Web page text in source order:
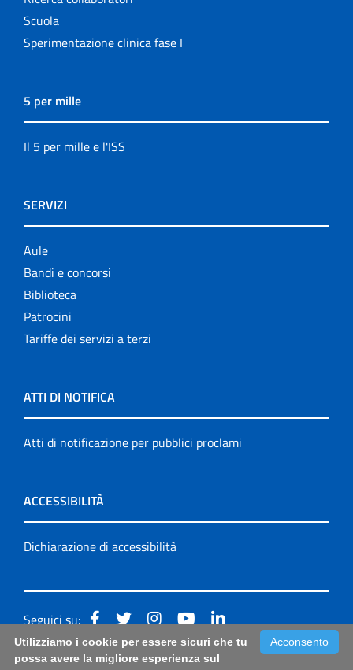
Scuola
Sperimentazione clinica fase I
5 per mille
Il 5 per mille e l'ISS
SERVIZI
Aule
Bandi e concorsi
Biblioteca
Patrocini
Tariffe dei servizi a terzi
ATTI DI NOTIFICA
Atti di notificazione per pubblici proclami
ACCESSIBILITÀ
Dichiarazione di accessibilità
Seguici su:
Accessibilità: form di segnalazione di prima istanza per
Acconsento
Utilizziamo i cookie per essere sicuri che tu
possa avere la migliore esperienza sul